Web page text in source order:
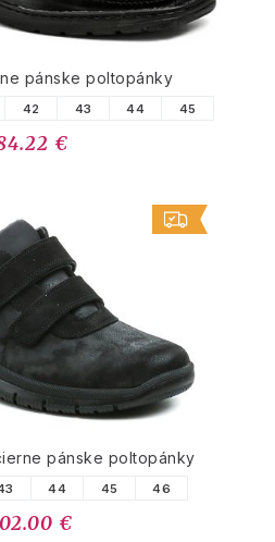
pánske poltopánky
42 43 44 45
€
pánske poltopánky
44 45 46
€